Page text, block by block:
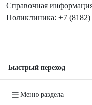
Справочная
Поликлиника: +7 (8182)
Быстрый переход
Меню раздела